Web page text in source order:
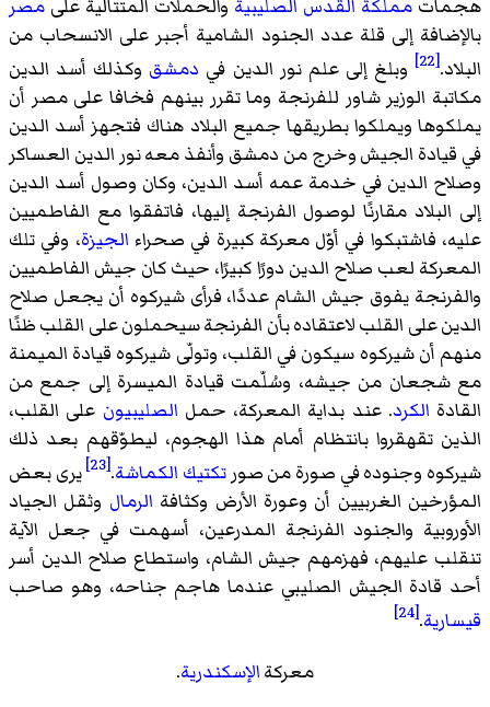
هجمات مملكة القدس الصليبية والحملات المتتالية على مصر
بالإضافة إلى قلة عدد الجنود الشامية أجبر على الانسحاب من
البلاد.[22] وبلغ إلى علم نور الدين في دمشق وكذلك أسد الدين
مكاتبة الوزير شاور للفرنجة وما تقرر بينهم فخافا على مصر أن
يملكوها ويملكوا بطريقها جميع البلاد هناك فتجهز أسد الدين
في قيادة الجيش وخرج من دمشق وأنفذ معه نور الدين العساكر
وصلاح الدين في خدمة عمه أسد الدين، وكان وصول أسد الدين
إلى البلاد مقارنًا لوصول الفرنجة إليها، فاتفقوا مع الفاطميين
عليه، فاشتبكوا في أوّل معركة كبيرة في صحراء الجيزة، وفي تلك
المعركة لعب صلاح الدين دورًا كبيرًا، حيث كان جيش الفاطميين
والفرنجة يفوق جيش الشام عددًا، فرأى شيركوه أن يجعل صلاح
الدين على القلب لاعتقاده بأن الفرنجة سيحملون على القلب ظنًا
منهم أن شيركوه سيكون في القلب، وتولّى شيركوه قيادة الميمنة
مع شجعان من جيشه، وسُلّمت قيادة الميسرة إلى جمع من
القادة الكرد. عند بداية المعركة، حمل الصليبيون على القلب،
الذين تقهقروا بانتظام أمام هذا الهجوم، ليطوّقهم بعد ذلك
شيركوه وجنوده في صورة من صور تكتيك الكماشة.
[23]
يرى بعض
المؤرخين الغربيين أن وعورة الأرض وكثافة الرمال وثقل الجياد
الأوروبية والجنود الفرنجة المدرعين، أسهمت في جعل الآية
تنقلب عليهم، فهزمهم جيش الشام، واستطاع صلاح الدين أسر
أحد قادة الجيش الصليبي عندما هاجم جناحه، وهو صاحب
قيسارية.
[24]
معركةالإسكندرية.